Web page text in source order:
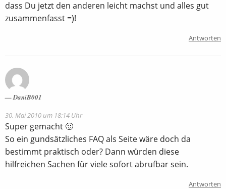
dass Du jetzt den anderen leicht machst und alles gut
zusammenfasst =)!
Antworten
DaniB001
30. Mai 2010 um 18:14 Uhr
Super gemacht 🙂
So ein gundsätzliches FAQ als Seite wäre doch da
bestimmt praktisch oder? Dann würden diese
hilfreichen Sachen für viele sofort abrufbar sein.
Antworten